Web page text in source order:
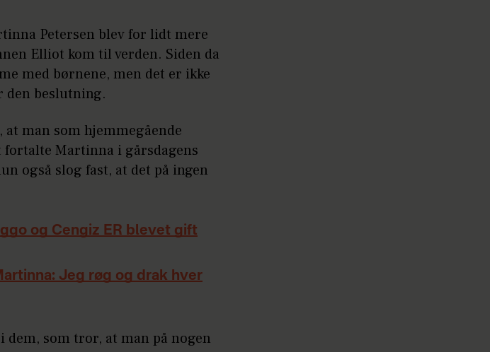
Petersen blev for lidt mere
Elliot kom til verden. Siden da
med børnene, men det er ikke
den beslutning.
man som hjemmegående
Martinna i gårsdagens
også slog fast, at det på ingen
og Cengiz ER blevet gift
Jeg røg og drak hver
som tror, at man på nogen